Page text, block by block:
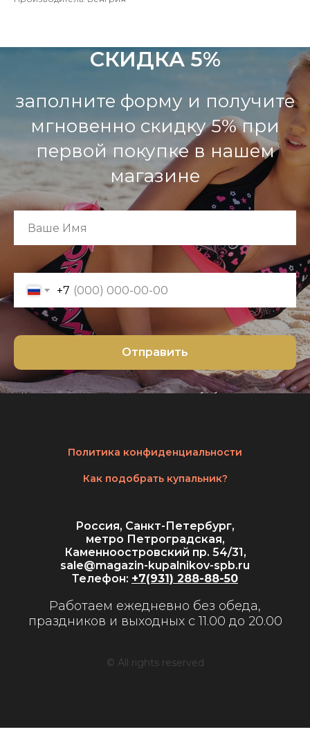
СКИДКА 5%
заполните форму и получите
мгновенно скидку 5% при
первой покупке в нашем
магазине
+7
Отправить
«Нажимая на кнопку, вы даете согласие на обработку персональных
Политика конфиденциальности
Как подобрать купальник?
Россия, Санкт-Петербург,
метро Петроградская,
Каменноостровский пр. 54/31,
sale@magazin-kupalnikov-spb.ru
Телефон: +7(931) 288-88-50
Работаем ежедневно без обеда,
праздников и выходных с 11.00 до 20.00
© All rights reserved